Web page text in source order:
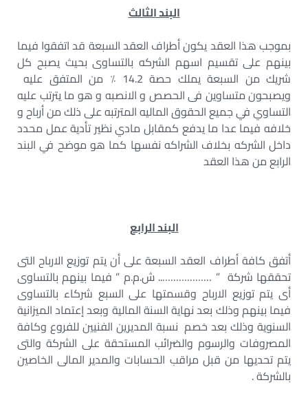
البند الثالث
بموجب هذا العقد يكون أطراف العقد السبعة قد اتفقوا فيما
بينهم على تقسيم اسهم الشركه بالتساوى بحيث يصبح كل
شريك من السبعة يملك حصة 14.2 ٪ من المتفق عليه
ويصبحون متساوين فى الحصص و الانصبه و هو ما يترتب عليه
التساوي في جميع الحقوق الماليه المترتبه على ذلك من أرباح و
خلافه فيما عدا ما يدفع كمقابل مادي نظير تأدية عمل محدد
داخل الشركه بخلاف الشراكه نفسها كما هو موضح في البند
الرابع من هذا العقد
البند الرابع
أتفق كافة أطراف العقد السبعة على أن يتم توزيع الارباح التى
تحققها شركة ” ……………….. ش.م.م ” فيما بينهم بالتساوى
أى يتم توزيع الارباح وقسمتها على السبع شركاء بالتساوى
فيما بينهم وذلك بعد نهاية السنة المالية وبعد إعتماد الميزانية
السنوية وذلك بعد خصم نسبة المديرين الفنيين للفروع وكافة
المصروفات والرسوم والضرائب المستحقة على الشركة والتى
يتم تحديها من قبل مراقب الحسابات والمدير المالى الخاصين
بالشركة .